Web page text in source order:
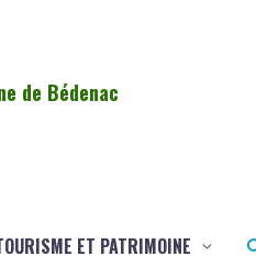
de Bédenac
ET PATRIMOINE